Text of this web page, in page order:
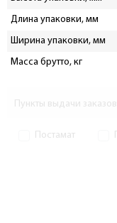
Длина упаковки, мм
Ширина упаковки, мм
Масса брутто, кг
Пункты выдачи
Постамат